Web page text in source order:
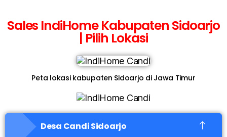
Sales IndiHome Kabupaten Sidoarjo
| Pilih Lokasi
Peta lokasi kabupaten Sidoarjo di Jawa Timur
Desa Candi Sidoarjo